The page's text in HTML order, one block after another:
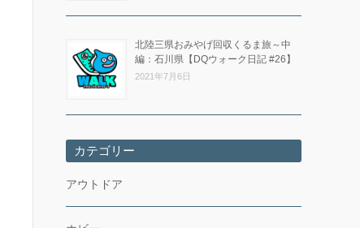
北陸三県おみやげ回収くるま旅～中
編：石川県【DQウォーク日記 #26】
2021年7月6日
カテゴリー
アウトドア